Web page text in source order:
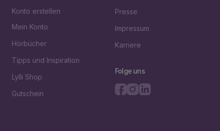
Konto erstellen
Mein Konto
Hörbücher
Tipps und Inspiration
Lylli Shop
Gutschein
Presse
Impressum
Karriere
Folge uns